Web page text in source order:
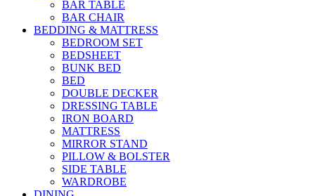
BAR TABLE
BAR CHAIR
BEDDING & MATTRESS
BEDROOM SET
BEDSHEET
BUNK BED
BED
DOUBLE DECKER
DRESSING TABLE
IRON BOARD
MATTRESS
MIRROR STAND
PILLOW & BOLSTER
SIDE TABLE
WARDROBE